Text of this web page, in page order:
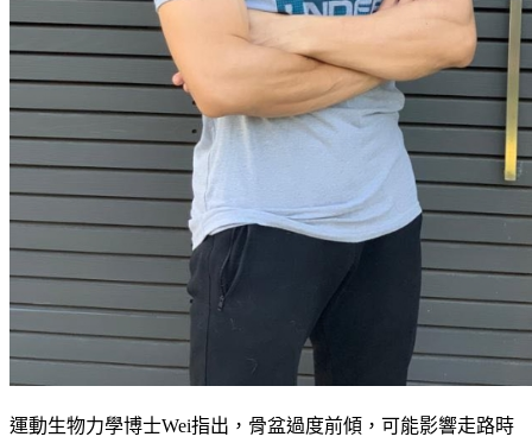
運動生物力學博士Wei指出，骨盆過度前傾，可能影響走路時